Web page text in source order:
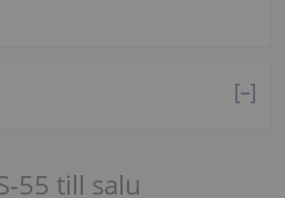
55 till salu